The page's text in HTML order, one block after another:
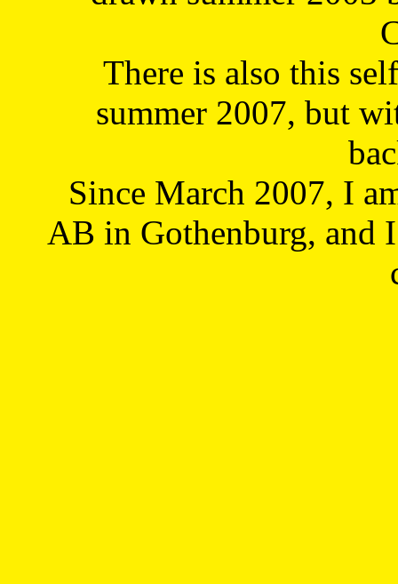
There is also this
summer 2007, but
Since March 2007, I
AB in Gothenburg, and